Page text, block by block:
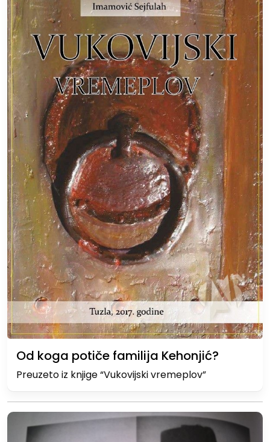
Od koga potiče familija Kehonjić?
Preuzeto iz knjige “Vukovijski vremeplov”